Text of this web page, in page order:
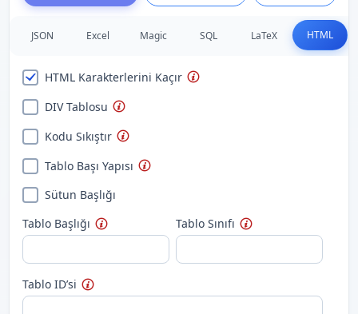
JSON Excel Magic SQL LaTeX HTML
HTML Karakterlerini Kaçır
DIV Tablosu
Kodu Sıkıştır
Tablo Başı Yapısı
Sütun Başlığı
Tablo Başlığı
Tablo Sınıfı
Tablo ID’si